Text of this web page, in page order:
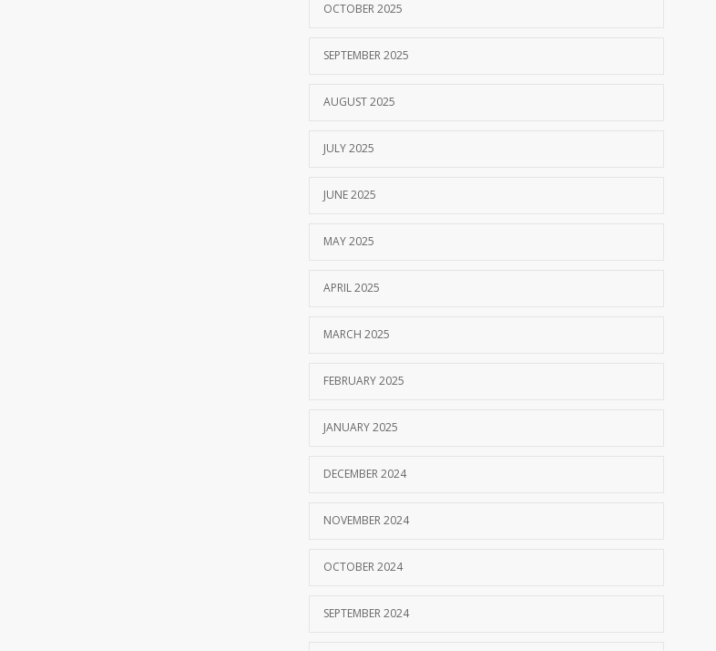
OCTOBER 2025
SEPTEMBER 2025
AUGUST 2025
JULY 2025
JUNE 2025
MAY 2025
APRIL 2025
MARCH 2025
FEBRUARY 2025
JANUARY 2025
DECEMBER 2024
NOVEMBER 2024
OCTOBER 2024
SEPTEMBER 2024